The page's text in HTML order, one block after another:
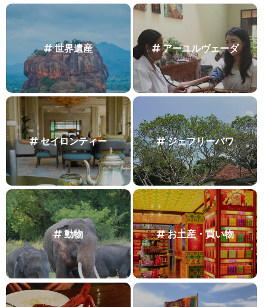
世界遺産 アーユルヴェーダ
セイロンティー ジェフリーバワ
動物 お土産・買い物